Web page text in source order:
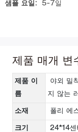
샘플 요일:
5-7일
제품 매개 변
제품 이
름
야외 밀
지 않는
소재 폴리 에
크기 24*14센